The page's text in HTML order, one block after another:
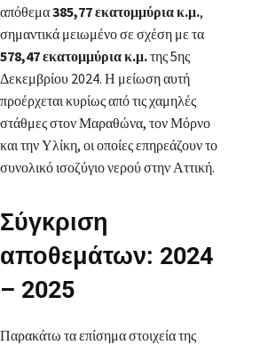
απόθεμα385,77 εκατομμύρια κ.μ.,
σημαντικά μειωμένο σε σχέση με τα
578,47 εκατομμύρια κ.μ.της 5ης
Δεκεμβρίου 2024. Η μείωση αυτή
προέρχεται κυρίως από τις χαμηλές
στάθμες στον Μαραθώνα, τον Μόρνο
και την Υλίκη, οι οποίες επηρεάζουν το
συνολικό ισοζύγιο νερού στην Αττική.
Σύγκριση
αποθεμάτων: 2024
– 2025
Παρακάτω τα επίσημα στοιχεία της